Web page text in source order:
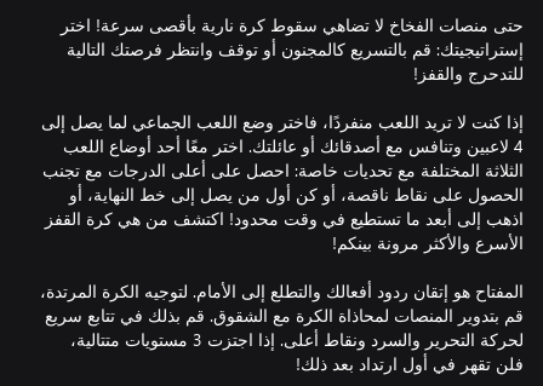
حتى منصات الفخاخ لا تضاهي سقوط كرة نارية بأقصى سرعة! اختر
إستراتيجيتك: قم بالتسريع كالمجنون أو توقف وانتظر فرصتك التالية
إذا كنت لا تريد اللعب منفردًا، فاختر وضع اللعب الجماعي لما يصل إلى
4 لاعبين وتنافس مع أصدقائك أو عائلتك. اختر معًا أحد أوضاع اللعب
الثلاثة المختلفة مع تحديات خاصة: احصل على أعلى الدرجات مع تجنب
الحصول على نقاط ناقصة، أو كن أول من يصل إلى خط النهاية، أو
اذهب إلى أبعد ما تستطيع في وقت محدود! اكتشف من هي كرة القفز
المفتاح هو إتقان ردود أفعالك والتطلع إلى الأمام. لتوجيه الكرة المرتدة،
قم بتدوير المنصات لمحاذاة الكرة مع الشقوق. قم بذلك في تتابع سريع
لحركة التحرير والسرد ونقاط أعلى. إذا اجتزت 3 مستويات متتالية،